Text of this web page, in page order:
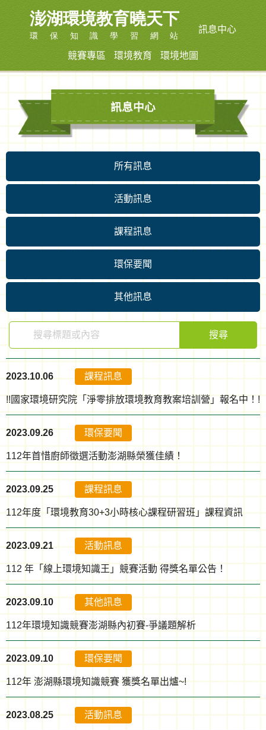
訊息中心
競賽專區 環境教育 環境地圖
訊息中心
所有訊息
活動訊息
課程訊息
環保要聞
其他訊息
搜尋
2023.10.06 課程訊息
!!國家環境研究院「淨零排放環境教育教案培訓營」報名中！!
2023.09.26 環保要聞
112年首惜廚師徵選活動澎湖縣榮獲佳績！
2023.09.25 課程訊息
112年度「環境教育30+3小時核心課程研習班」課程資訊
2023.09.21 活動訊息
112 年「線上環境知識王」競賽活動 得獎名單公告！
2023.09.10 其他訊息
112年環境知識競賽澎湖縣內初賽-爭議題解析
2023.09.10 環保要聞
112年 澎湖縣環境知識競賽 獲獎名單出爐~!
2023.08.25 活動訊息